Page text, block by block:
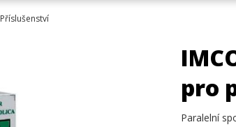
Příslušenství
pro
Paralelní